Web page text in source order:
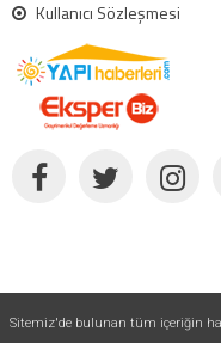
Kullanıcı Sözleşmesi
Sitemiz'de bulunan tüm içeriğin